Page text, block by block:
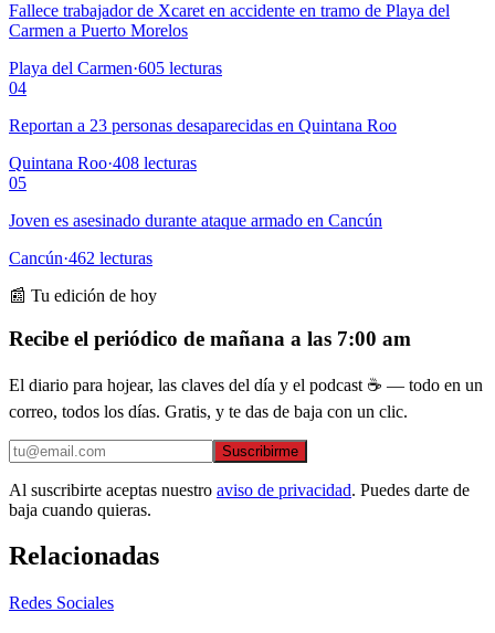
Fallece trabajador de Xcaret en accidente en tramo de Playa del
Carmen a Puerto Morelos
Playa del Carmen·605 lecturas
04
Reportan a 23 personas desaparecidas en Quintana Roo
Quintana Roo·408 lecturas
05
Joven es asesinado durante ataque armado en Cancún
Cancún·462 lecturas
📰 Tu edición de hoy
Recibe el periódico de mañana a las 7:00 am
El diario para hojear, las claves del día y el podcast ☕ — todo en un
correo, todos los días. Gratis, y te das de baja con un clic.
Suscribirme
Al suscribirte aceptas nuestro aviso de privacidad. Puedes darte de
baja cuando quieras.
Relacionadas
Redes Sociales